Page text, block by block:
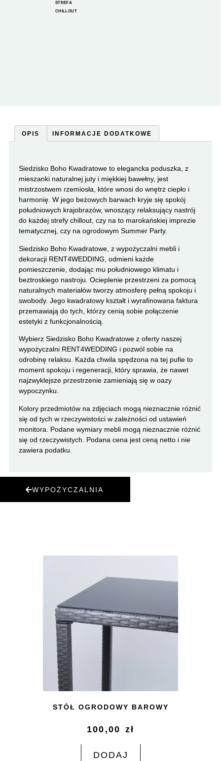
STREFA
CHILLOUT
OPIS INFORMACJE DODATKOWE
Siedzisko Boho Kwadratowe to elegancka poduszka, z
mieszanki naturalnej juty i miękkiej bawełny, jest
mistrzostwem rzemiosła, które wnosi do wnętrz ciepło i
harmonię. W jego beżowych barwach kryje się spokój
południowych krajobrazów, wnoszący relaksujący nastrój
do każdej strefy chillout, czy na to marokańskiej imprezie
tematycznej, czy na ogrodowym Summer Party.
Siedzisko Boho Kwadratowe, z wypożyczalni mebli i
dekoracji RENT4WEDDING, odmieni każde
pomieszczenie, dodając mu południowego klimatu i
beztroskiego nastroju. Ocieplenie przestrzeni za pomocą
naturalnych materiałów tworzy atmosferę pełną spokoju i
swobody. Jego kwadratowy kształt i wyrafinowana faktura
przemawiają do tych, którzy cenią sobie połączenie
estetyki z funkcjonalnością.
Wybierz Siedzisko Boho Kwadratowe z oferty naszej
wypożyczalni RENT4WEDDING i pozwól sobie na
odrobinę relaksu. Każda chwila spędzona na tej pufie to
moment spokoju i regeneracji, który sprawia, że nawet
najzwyklejsze przestrzenie zamieniają się w oazy
wypoczynku.
Kolory przedmiotów na zdjęciach mogą nieznacznie różnić
się od tych w rzeczywistości w zależności od ustawień
monitora. Podane wymiary mebli mogą nieznacznie różnić
się od rzeczywistych. Podana cena jest ceną netto i nie
zawiera podatku.
WYPOŻYCZALNIA
STÓŁ OGRODOWY BAROWY
100,00 zł
DODAJ